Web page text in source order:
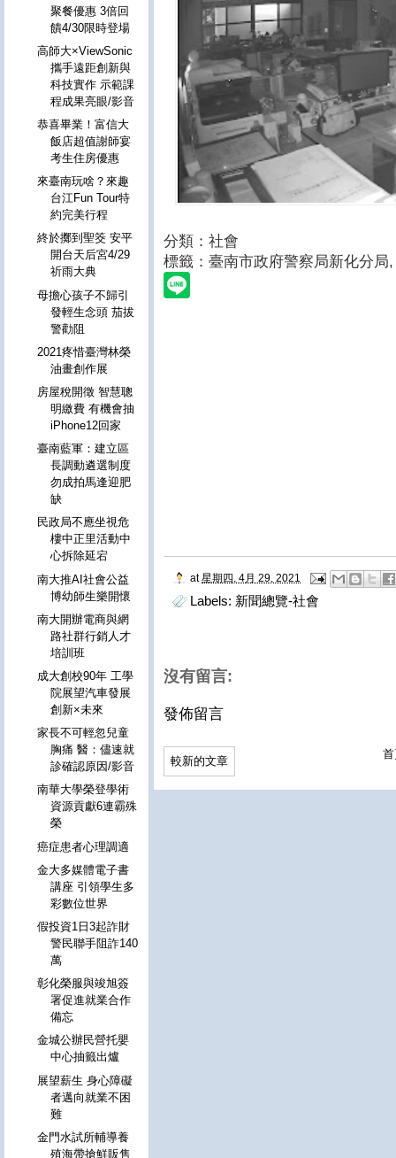
分類：社會
標籤：臺南市政府警察局新化分局,
at星期四, 4月 29, 2021
Labels: 新聞總覽-社會
沒有留言:
發佈留言
較新的文章
聚餐優惠 3倍回
饋4/30限時登場
高師大×ViewSonic
攜手遠距創新與
科技實作 示範課
程成果亮眼/影音
恭喜畢業！富信大
飯店超值謝師宴
考生住房優惠
來臺南玩啥？來趣
台江Fun Tour特
約完美行程
終於擲到聖筊 安平
開台天后宮4/29
祈雨大典
母擔心孩子不歸引
發輕生念頭 茄拔
警勸阻
2021疼惜臺灣林榮
油畫創作展
房屋稅開徵 智慧聰
明繳費 有機會抽
iPhone12回家
臺南藍軍：建立區
長調動遴選制度
勿成拍馬逢迎肥
缺
民政局不應坐視危
樓中正里活動中
心拆除延宕
南大推AI社會公益
博幼師生樂開懷
南大開辦電商與網
路社群行銷人才
培訓班
成大創校90年 工學
院展望汽車發展
創新×未來
家長不可輕忽兒童
胸痛 醫：儘速就
診確認原因/影音
南華大學榮登學術
資源貢獻6連霸殊
榮
癌症患者心理調適
金大多媒體電子書
講座 引領學生多
彩數位世界
假投資1日3起詐財
警民聯手阻詐140
萬
彰化榮服與竣旭簽
署促進就業合作
備忘
金城公辦民營托嬰
中心抽籤出爐
展望薪生 身心障礙
者邁向就業不困
難
金門水試所輔導養
殖海帶搶鮮販售